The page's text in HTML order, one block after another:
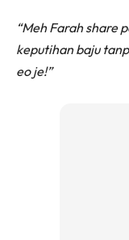
“Meh Farah share
keputihan baju
eo je!”